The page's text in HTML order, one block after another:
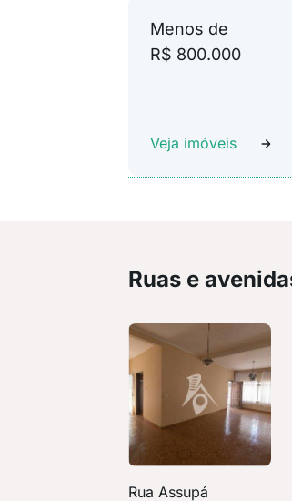
Menos de
R$ 800.000
Veja imóveis
Ruas e
Rua Assupá